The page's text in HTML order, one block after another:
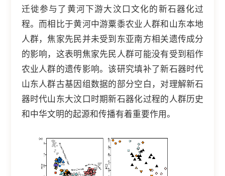
迁徙参与了黄河下游大汶口文化的新石器化过
程。而相比于黄河中游粟黍农业人群和山东本地
人群，焦家先民并未受到东亚南方相关遗传成分
的影响，这表明焦家先民人群可能没有受到稻作
农业人群的遗传影响。该研究填补了新石器时代
山东人群古基因组数据的部分空白，对理解新石
器时代山东大汶口时期新石器化过程的人群历史
和中华文明的起源和传播有着重要作用。